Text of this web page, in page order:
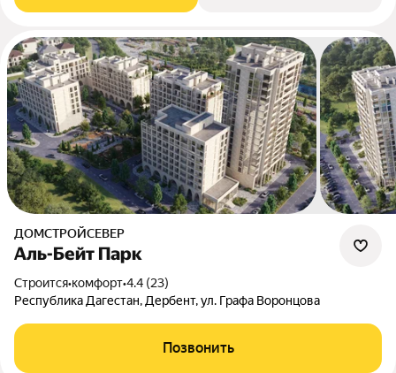
ДОМСТРОЙСЕВЕР
Аль-Бейт Парк
Строится•комфорт•4.4 (23)
Республика Дагестан, Дербент, ул. Графа Воронцова
Позвонить